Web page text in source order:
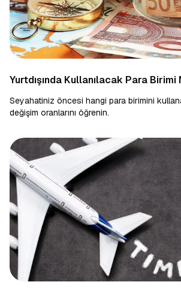
Yurtdışında Kullanılacak Para Birimi
Seyahatiniz öncesi hangi para birimini
değişim oranlarını öğrenin.